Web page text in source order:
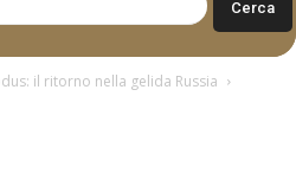
il ritorno nella gelida Russia